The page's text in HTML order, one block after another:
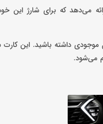
می‌دهد که برای شارژ این